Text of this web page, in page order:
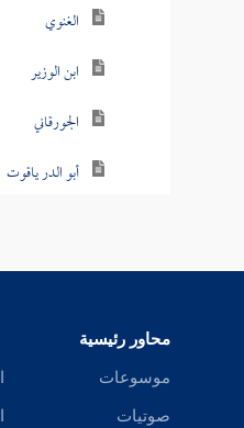
الغنوي
ابن الوزير
الجورقاني
أبو الدر ياقوت
البيضاوي
محاور رئيسية
موسوعات
صوتيات